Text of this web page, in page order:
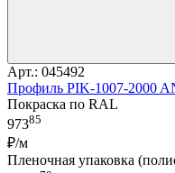
Арт.: 045492
Профиль PIK-1007-2000
Покраска по RAL
97385
₽/м
Пленочная упаковка